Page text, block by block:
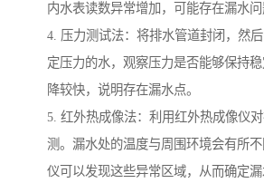
内水表读数异常增加，可能存在漏水问
4. 压力测试法：将排水管道封闭，然
定压力的水，观察压力是否能够保持
降较快，说明存在漏水点。
5. 红外热成像法：利用红外热成像仪
测。漏水处的温度与周围环境会有所
仪可以发现这些异常区域，从而确定漏